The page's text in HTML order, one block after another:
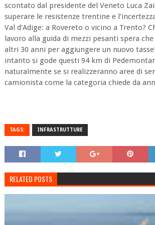
scontato dal presidente del Veneto Luca
superare le resistenze trentine e
Val d’Adige: a Rovereto o vicino a Trento?
lavoro alla guida di mezzi pesanti spera
altri 30 anni per aggiungere un nuovo
intanto si gode questi 94 km di
naturalmente se si realizzeranno aree di
camionista come la categoria chiede da
TAGS: INFRASTRUTTURE
RELATED POSTS